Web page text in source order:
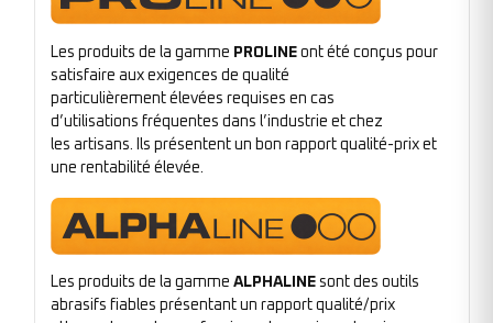
Les produits de la gamme PROLINE ont été conçus pour
satisfaire aux exigences de qualité
particulièrement élevées requises en cas
d’utilisations fréquentes dans l’industrie et chez
les artisans. Ils présentent un bon rapport qualité-prix et
une rentabilité élevée.
Les produits de la gamme ALPHALINE sont des outils
abrasifs fiables présentant un rapport qualité/prix